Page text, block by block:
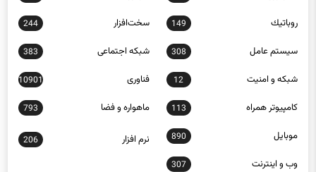
روباتيك 149 سخت‌افزار 244
سيستم عامل 308 شبكه اجتماعی 383
شبكه و امنيت 12 فناوری 10901
كامپيوتر همراه 113 ماهواره و فضا 793
موبايل 890 نرم افزار 206
وب و اينترنت 307